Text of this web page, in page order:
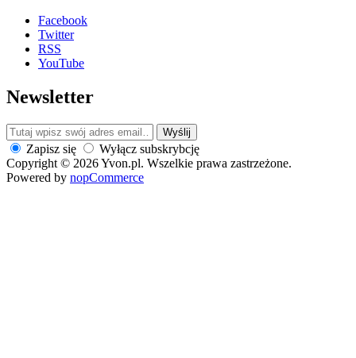
Facebook
Twitter
RSS
YouTube
Newsletter
Wyślij
Zapisz się
Wyłącz subskrybcję
Copyright © 2026 Yvon.pl. Wszelkie prawa zastrzeżone.
Powered by nopCommerce